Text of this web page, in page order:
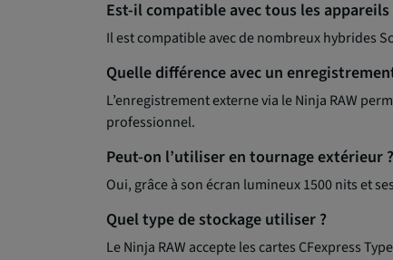
Est-il compatible avec tous les
Il est compatible avec de nombreux hybrides
Quelle différence avec un
L’enregistrement externe via le Ninja RAW
professionnel.
Peut-on l’utiliser en tournage extérieur ?
Oui, grâce à son écran lumineux 1500 nits et
Quel type de stockage utiliser ?
Le Ninja RAW accepte les cartes CFexpress